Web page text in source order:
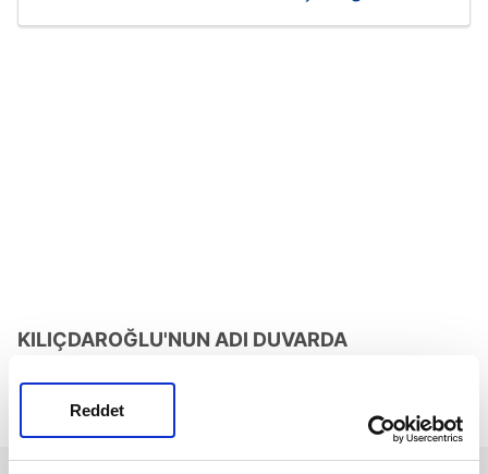
Reddet
KILIÇDAROĞLU'NUN ADI DUVARDA
Ayrıca Kılıçdaroğlu'nun genel merkezdeki makam
odasının kapısına da isim levhası takıldı.